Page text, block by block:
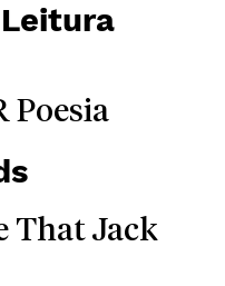
Poesia
That Jack